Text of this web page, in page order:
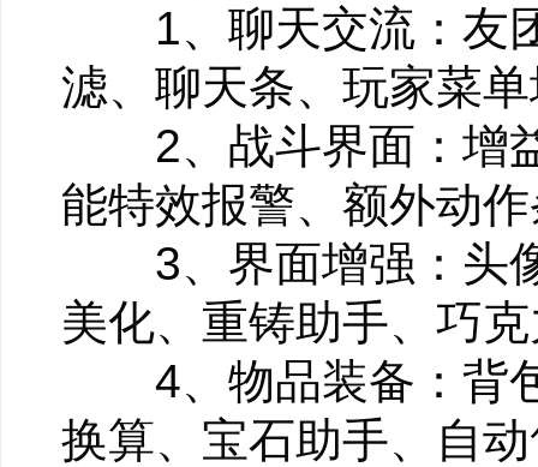
1、聊天交流：友团
滤、聊天条、玩家菜
2、战斗界面：增益
能特效报警、额外动
3、界面增强：头像
美化、重铸助手、巧
4、物品装备：背包
换算、宝石助手、自